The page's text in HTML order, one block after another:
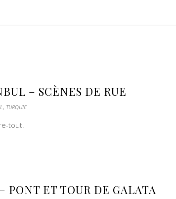
– SCÈNES DE RUE
, TURQUIE
tout.
ET TOUR DE GALATA